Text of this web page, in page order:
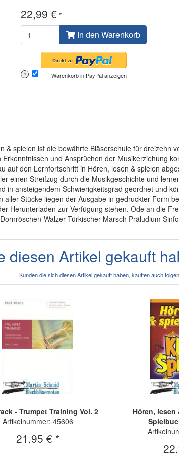
22,99 € *
In den Warenkorb
? Warenkorb in PayPal anzeigen
& spielen ist die bewährte Bläserschule für
und Ansprüchen der Musikerziehung
auf den Lernfortschritt in Hören, lesen & spielen
einen Streifzug durch die Musikgeschichte und
in ansteigendem Schwierigkeitsgrad geordnet und
Stücke liegen der Ausgabe in gedruckter Form
Herunterladen zur Verfügung stehen. Ode an die
Walzer Türkischer Marsch Präludium
diesen Artikel gekauft
Kunden die sich diesen Artikel gekauft haben, kauften auch
- Trumpet Training Vol. 2
Artikelnummer: 45606
21,95 € *
Hören,